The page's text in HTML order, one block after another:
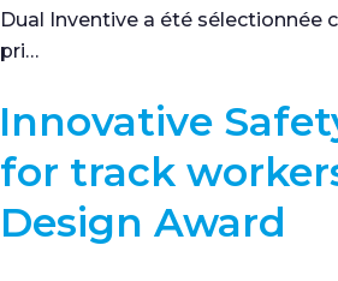
Dual Inventive a été sélectionnée
pri…
Innovative
for track
Design Award